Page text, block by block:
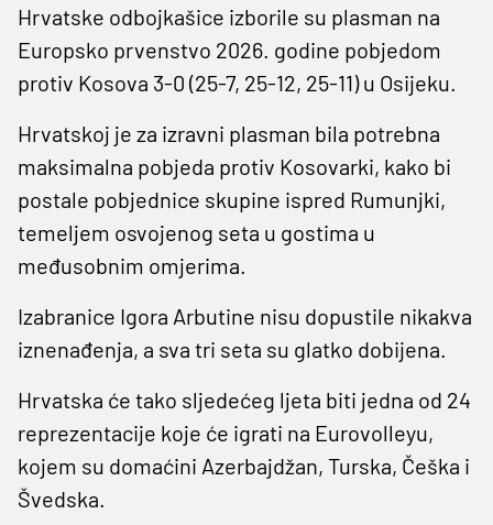
Hrvatske odbojkašice izborile su plasman na
Europsko prvenstvo 2026. godine pobjedom
protiv Kosova 3-0 (25-7, 25-12, 25-11) u Osijeku.
Hrvatskoj je za izravni plasman bila potrebna
maksimalna pobjeda protiv Kosovarki, kako bi
postale pobjednice skupine ispred Rumunjki,
temeljem osvojenog seta u gostima u
međusobnim omjerima.
Izabranice Igora Arbutine nisu dopustile nikakva
iznenađenja, a sva tri seta su glatko dobijena.
Hrvatska će tako sljedećeg ljeta biti jedna od 24
reprezentacije koje će igrati na Eurovolleyu,
kojem su domaćini Azerbajdžan, Turska, Češka i
Švedska.